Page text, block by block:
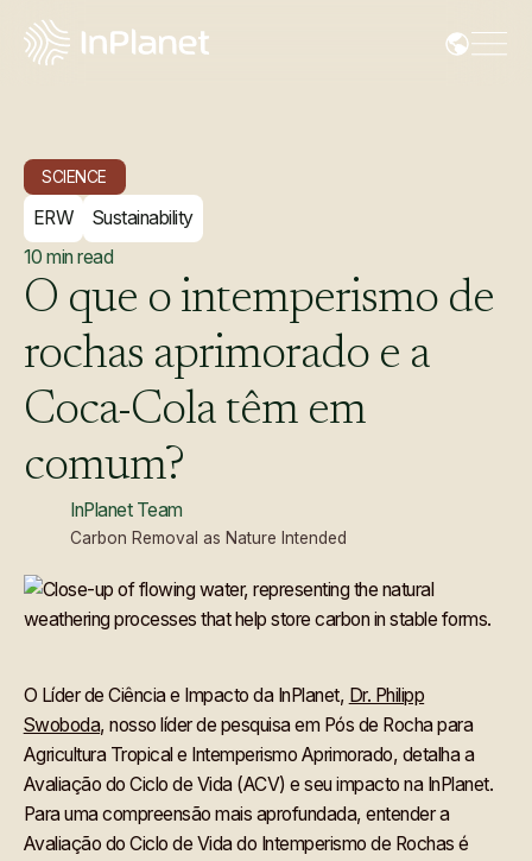
SCIENCE
ERW
Sustainability
10 min read
O que o intemperismo de
rochas aprimorado e a
Coca-Cola têm em
comum?
InPlanet Team
Carbon Removal as Nature Intended
O Líder de Ciência e Impacto da InPlanet, Dr. Philipp
Swoboda, nosso líder de pesquisa em Pós de Rocha para
Agricultura Tropical e Intemperismo Aprimorado, detalha a
Avaliação do Ciclo de Vida (ACV) e seu impacto na InPlanet.
Para uma compreensão mais aprofundada, entender a
Avaliação do Ciclo de Vida do Intemperismo de Rochas é